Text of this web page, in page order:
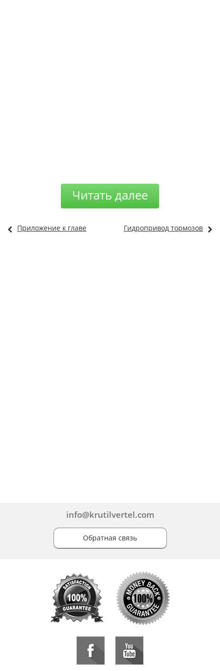
Читать далее
Приложение к главе Гидропривод тормозов
info@krutilvertel.com
Обратная связь